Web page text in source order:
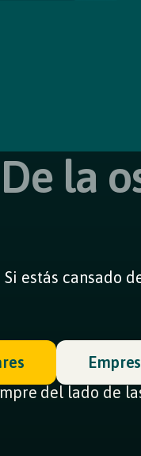
De la
Si estás cansado
del lado de